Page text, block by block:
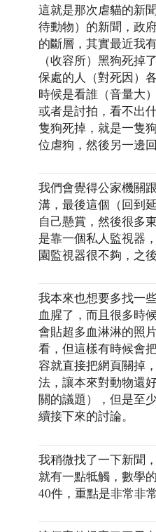
這就是那次虐貓的新
待動物）的新聞，政
的斷層，其實最近我
（收容所）黑狗死掉
保處的人（對死因）
時候是看誰（音量大
或者是討拍，看不出
隻狗死掉，就是一隻
位虐狗，然後另一邊回
我們會覺得公家機關
溝，最後這個（回到
自己懸賞，然後很多
是靠一個私人監視器
園監視器很不夠，之
我本來也想要多找一
血腥了，而且很多時
會貼超多血淋淋的照
看，但這樣有時候會
容就直接把網頁關掉
法，讓本來對動物還
關的議題），但是至
續接下來的討論。
我稍微找了一下新聞
就有一點牴觸，數學
40件，重點是非常非常